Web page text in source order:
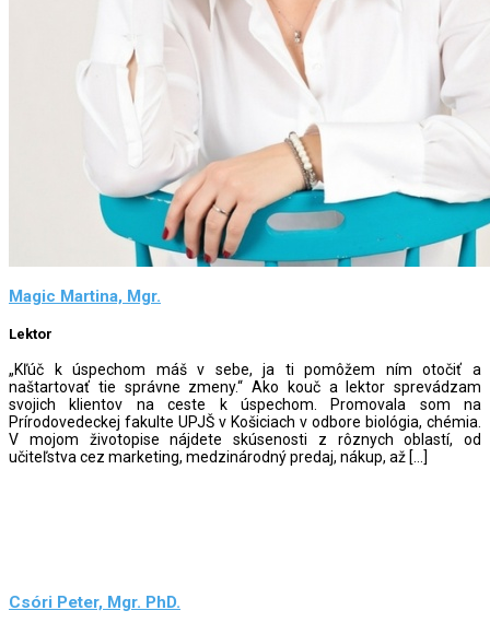
Magic Martina, Mgr.
Lektor
„Kľúč k úspechom máš v sebe, ja ti pomôžem ním otočiť a
naštartovať tie správne zmeny.“ Ako kouč a lektor sprevádzam
svojich klientov na ceste k úspechom. Promovala som na
Prírodovedeckej fakulte UPJŠ v Košiciach v odbore biológia, chémia.
V mojom životopise nájdete skúsenosti z rôznych oblastí, od
učiteľstva cez marketing, medzinárodný predaj, nákup, až […]
Csóri Peter, Mgr. PhD.